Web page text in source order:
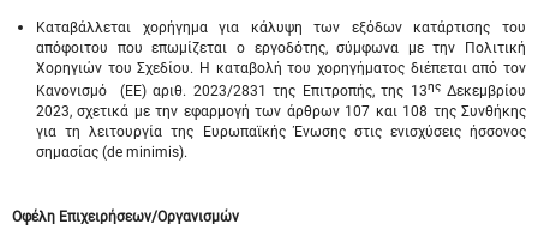
Καταβάλλεται χορήγημα για κάλυψη των εξόδων κατάρτισης του
απόφοιτου που επωμίζεται ο εργοδότης, σύμφωνα με την Πολιτική
Χορηγιών του Σχεδίου. Η καταβολή του χορηγήματος διέπεται από τον
Κανονισμό (ΕE) αριθ. 2023/2831 της Επιτροπής, της 13ηςΔεκεμβρίου
2023, σχετικά με την εφαρμογή των άρθρων 107 και 108 της Συνθήκης
για τη λειτουργία της Ευρωπαϊκής Ένωσης στις ενισχύσεις ήσσονος
σημασίας (de minimis).
Οφέλη Επιχειρήσεων/Οργανισμών